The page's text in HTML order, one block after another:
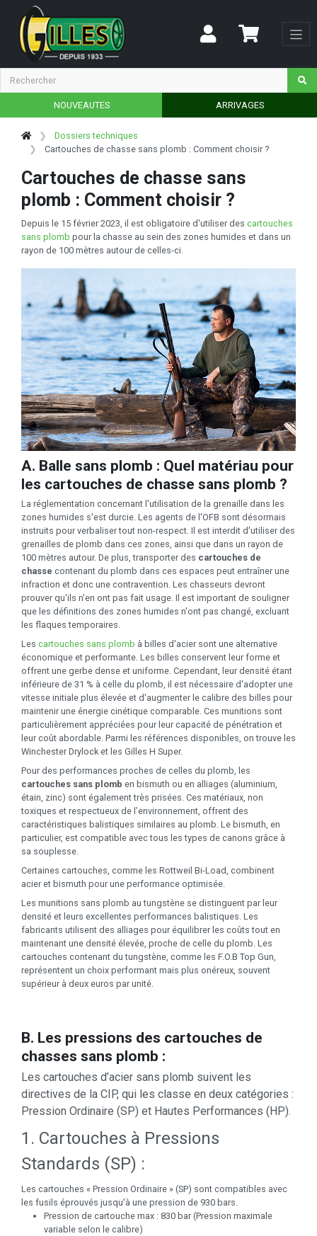
NOUVEAUTES ARRIVAGES
Dossiers techniques
Cartouches de chasse sans plomb : Comment choisir ?
Cartouches de chasse sans
plomb : Comment choisir ?
Depuis le 15 février 2023, il est obligatoire d'utiliser des cartouches
sans plomb pour la chasse au sein des zones humides et dans un
rayon de 100 mètres autour de celles-ci.
A. Balle sans plomb : Quel matériau pour
les cartouches de chasse sans plomb ?
La réglementation concernant l'utilisation de la grenaille dans les
zones humides s'est durcie. Les agents de l'OFB sont désormais
instruits pour verbaliser tout non-respect. Il est interdit d'utiliser des
grenailles de plomb dans ces zones, ainsi que dans un rayon de
100 mètres autour. De plus, transporter des cartouches de
chasse contenant du plomb dans ces espaces peut entraîner une
infraction et donc une contravention. Les chasseurs devront
prouver qu'ils n'en ont pas fait usage. Il est important de souligner
que les définitions des zones humides n'ont pas changé, excluant
les flaques temporaires.
Les cartouches sans plomb à billes d'acier sont une alternative
économique et performante. Les billes conservent leur forme et
offrent une gerbe dense et uniforme. Cependant, leur densité étant
inférieure de 31 % à celle du plomb, il est nécessaire d'adopter une
vitesse initiale plus élevée et d'augmenter le calibre des billes pour
maintenir une énergie cinétique comparable. Ces munitions sont
particulièrement appréciées pour leur capacité de pénétration et
leur coût abordable. Parmi les références disponibles, on trouve les
Winchester Drylock et les Gilles H Super.
Pour des performances proches de celles du plomb, les
cartouches sans plomb en bismuth ou en alliages (aluminium,
étain, zinc) sont également très prisées. Ces matériaux, non
toxiques et respectueux de l’environnement, offrent des
caractéristiques balistiques similaires au plomb. Le bismuth, en
particulier, est compatible avec tous les types de canons grâce à
sa souplesse.
Certaines cartouches, comme les Rottweil Bi-Load, combinent
acier et bismuth pour une performance optimisée.
Les munitions sans plomb au tungstène se distinguent par leur
densité et leurs excellentes performances balistiques. Les
fabricants utilisent des alliages pour équilibrer les coûts tout en
maintenant une densité élevée, proche de celle du plomb. Les
cartouches contenant du tungstène, comme les F.O.B Top Gun,
représentent un choix performant mais plus onéreux, souvent
supérieur à deux euros par unité.
B. Les pressions des cartouches de
chasses sans plomb :
Les cartouches d’acier sans plomb suivent les
directives de la CIP, qui les classe en deux catégories :
Pression Ordinaire (SP) et Hautes Performances (HP).
1. Cartouches à Pressions
Standards (SP) :
Les cartouches « Pression Ordinaire » (SP) sont compatibles avec
les fusils éprouvés jusqu'à une pression de 930 bars.
Pression de cartouche max : 830 bar (Pression maximale
variable selon le calibre)